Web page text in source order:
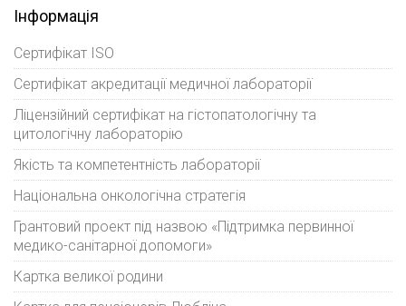
Інформація
Сертифікат ISO
Сертифікат акредитації медичної лабораторії
Ліцензійний сертифікат на гістопатологічну та
цитологічну лабораторію
Якість та компетентність лабораторії
Національна онкологічна стратегія
Грантовий проект під назвою «Підтримка первинної
медико-санітарної допомоги»
Картка великої родини